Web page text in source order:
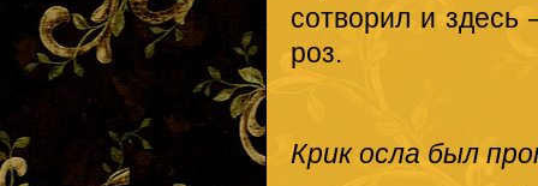
сотворил и
роз.
Крик осла был